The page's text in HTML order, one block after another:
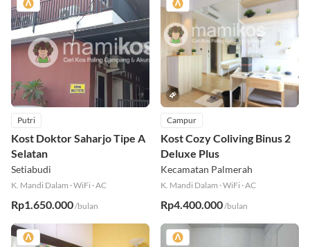
Putri
Kost Doktor Saharjo Tipe A
Selatan
Setiabudi
K. Mandi Dalam ·WiFi ·AC
Rp1.650.000/bulan
Campur
Kost Cozy Coliving Binus 2
Deluxe Plus
Kecamatan Palmerah
K. Mandi Dalam ·WiFi ·AC
Rp4.400.000/bulan